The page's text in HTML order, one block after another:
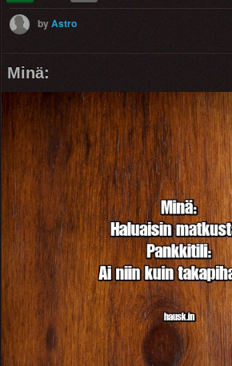
byAstro
Minä: